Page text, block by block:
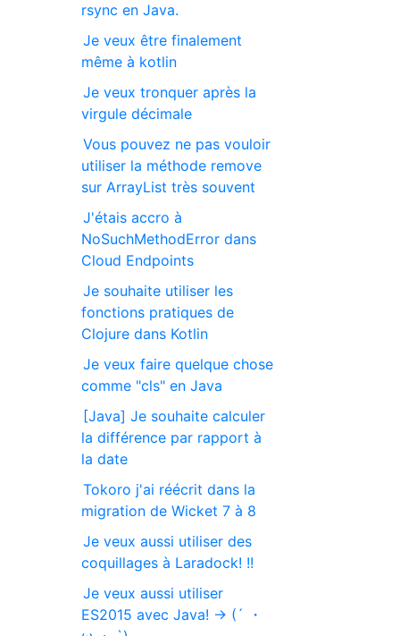
rsync en Java.
Je veux être finalement
même à kotlin
Je veux tronquer après la
virgule décimale
Vous pouvez ne pas vouloir
utiliser la méthode remove
sur ArrayList très souvent
J'étais accro à
NoSuchMethodError dans
Cloud Endpoints
Je souhaite utiliser les
fonctions pratiques de
Clojure dans Kotlin
Je veux faire quelque chose
comme "cls" en Java
[Java] Je souhaite calculer
la différence par rapport à
la date
Tokoro j'ai réécrit dans la
migration de Wicket 7 à 8
Je veux aussi utiliser des
coquillages à Laradock! !!
Je veux aussi utiliser
ES2015 avec Java! → (´ ・